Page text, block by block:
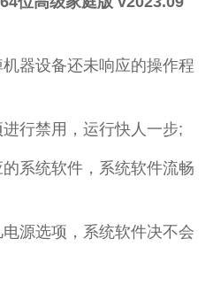
器设备还未响应的操作程
行禁用，运行快人一步;
系统软件，系统软件流畅
源选项，系统软件决不会